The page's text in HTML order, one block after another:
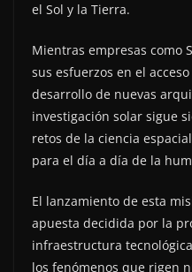
el Sol y la Tierra.
Mientras empresas como
sus esfuerzos en el
desarrollo de nuevas
investigación solar sigue
retos de la ciencia
para el día a día de la
El lanzamiento de esta
apuesta decidida por la
infraestructura
los fenómenos que rigen